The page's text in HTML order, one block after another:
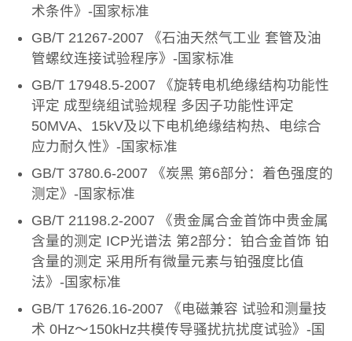
术条件》-国家标准
GB/T 21267-2007 《石油天然气工业 套管及油
管螺纹连接试验程序》-国家标准
GB/T 17948.5-2007 《旋转电机绝缘结构功能性
评定 成型绕组试验规程 多因子功能性评定
50MVA、15kV及以下电机绝缘结构热、电综合
应力耐久性》-国家标准
GB/T 3780.6-2007 《炭黑 第6部分：着色强度的
测定》-国家标准
GB/T 21198.2-2007 《贵金属合金首饰中贵金属
含量的测定 ICP光谱法 第2部分：铂合金首饰 铂
含量的测定 采用所有微量元素与铂强度比值
法》-国家标准
GB/T 17626.16-2007 《电磁兼容 试验和测量技
术 0Hz～150kHz共模传导骚扰抗扰度试验》-国